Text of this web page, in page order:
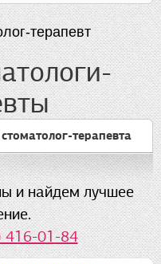
терапевт
стоматолог-терапевта
и найдем лучшее
416-01-84